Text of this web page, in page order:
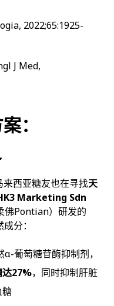
2022;65:1925-
J Med,
：
西亚糖友也在寻找天
Marketing Sdn
佛Pontian）研发的
分：
α-葡萄糖苷酶抑制剂，
达27%，同时抑制肝脏
糖